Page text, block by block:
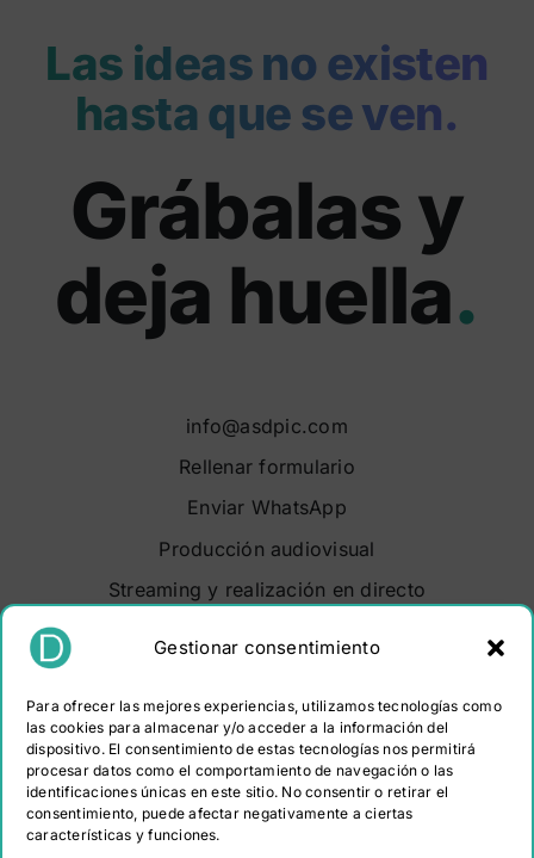
Gestionar consentimiento
Para ofrecer las mejores experiencias, utilizamos tecnologías como
las cookies para almacenar y/o acceder a la información del
dispositivo. El consentimiento de estas tecnologías nos permitirá
procesar datos como el comportamiento de navegación o las
identificaciones únicas en este sitio. No consentir o retirar el
consentimiento, puede afectar negativamente a ciertas
características y funciones.
Las ideas no existen
hasta que se ven.
Grábalas y
deja huella.
info@asdpic.com
Rellenar formulario
Enviar WhatsApp
Producción audiovisual
Streaming y realización en directo
Sobre nosotros
Portfolio
Contacto